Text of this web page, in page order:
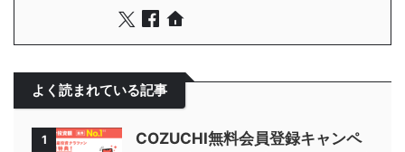
よく読まれている記事
1
COZUCHI無料会員登録キャンペ